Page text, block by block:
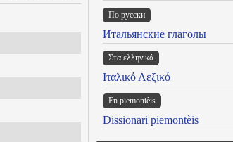
По русски
Итальянские глаголы
Στα ελληνικά
Ιταλικό Λεξικό
Ën piemontèis
Dissionari piemontèis